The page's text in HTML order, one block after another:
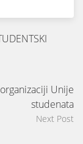
Unije
studenata
Next Post